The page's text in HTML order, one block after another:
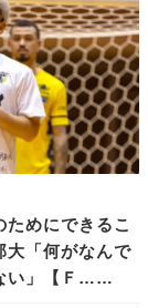
めにできるこ
大「何がなんで
い」【Ｆ……